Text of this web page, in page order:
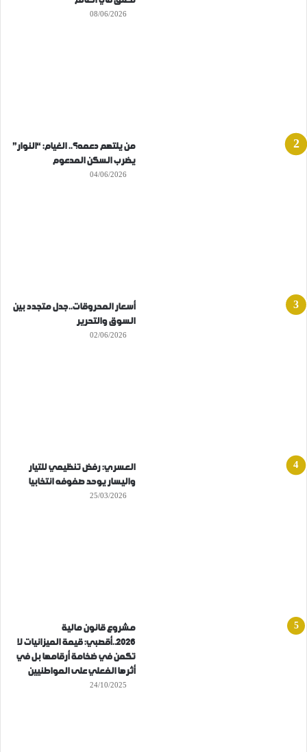
08/06/2026
من يلتهم دعمه؟.. الغيام: “النوار”
يضرب السكن المدعوم
04/06/2026
أسعار المحروقات..جدل متجدد بين
السوق والتحرير
02/06/2026
العسري: رفض تنظيمي للتيار
واليسار يوحد صفوفه انتخابيا
25/03/2026
مشروع قانون مالية
2026..أقصبي: قيمة الميزانيات لا
تكمن في ضخامة أرقامها بل في
أثرها الفعلي على المواطنيين
24/10/2025